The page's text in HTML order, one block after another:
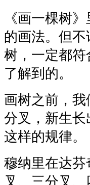
《画一棵树
的画法。但
树，一定都
了解到的。
画树之前，
分叉，新生
这样的规律。
穆纳里在达
叉、三分叉